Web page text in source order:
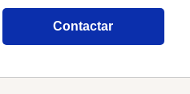
Contactar